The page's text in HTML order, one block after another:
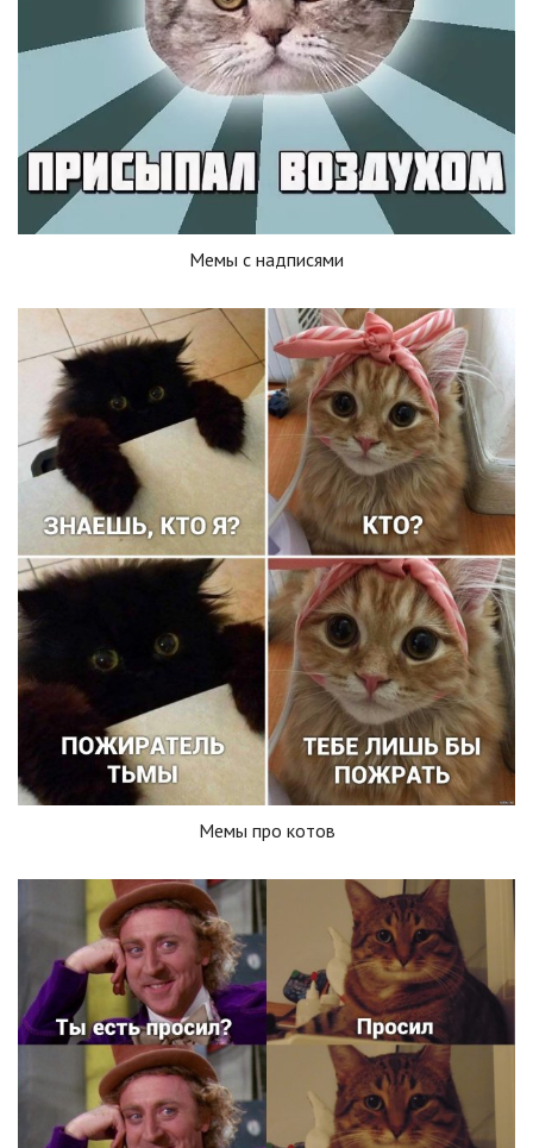
Мемы с надписями
Мемы про котов